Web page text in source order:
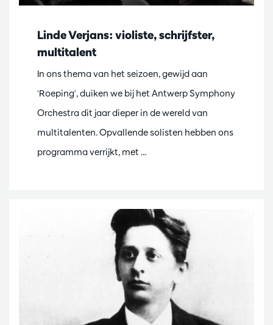
Linde Verjans: violiste, schrijfster,
multitalent
In ons thema van het seizoen, gewijd aan
'Roeping', duiken we bij het Antwerp Symphony
Orchestra dit jaar dieper in de wereld van
multitalenten. Opvallende solisten hebben ons
programma verrijkt, met …